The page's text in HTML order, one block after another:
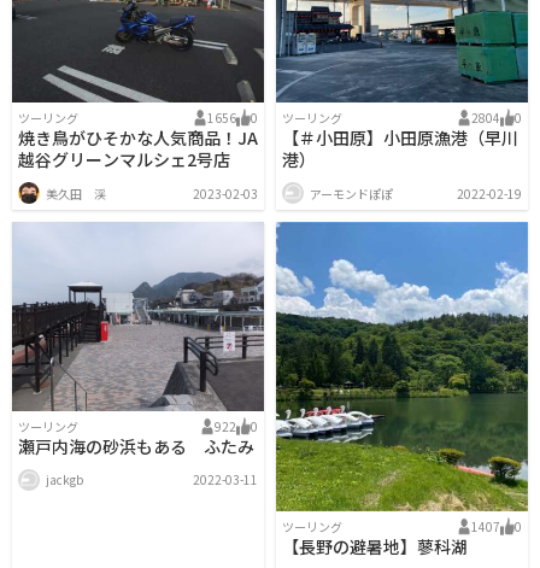
ツーリング 1656 0
焼き鳥がひそかな人気商品！JA
越谷グリーンマルシェ2号店
美久田 渓 2023-02-03
ツーリング 2804 0
【＃小田原】小田原漁港（早川
港）
アーモンドぽぽ 2022-02-19
ツーリング 922 0
瀬戸内海の砂浜もある ふたみ
jackgb 2022-03-11
ツーリング 1407 0
【長野の避暑地】蓼科湖